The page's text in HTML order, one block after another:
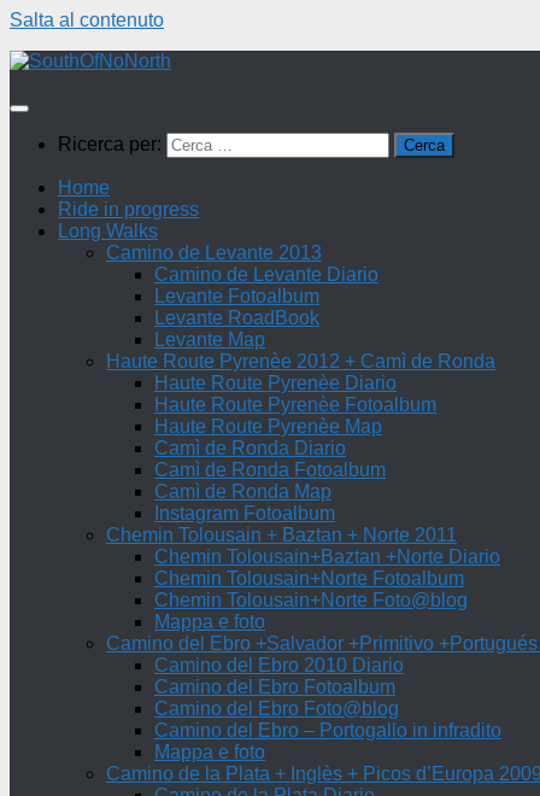
Salta al contenuto
Ricerca per:
Home
Ride in progress
Long Walks
Camino de Levante 2013
Camino de Levante Diario
Levante Fotoalbum
Levante RoadBook
Levante Map
Haute Route Pyrenèe 2012 + Camì de Ronda
Haute Route Pyrenèe Diario
Haute Route Pyrenèe Fotoalbum
Haute Route Pyrenèe Map
Camì de Ronda Diario
Camì de Ronda Fotoalbum
Camì de Ronda Map
Instagram Fotoalbum
Chemin Tolousain + Baztan + Norte 2011
Chemin Tolousain+Baztan +Norte Diario
Chemin Tolousain+Norte Fotoalbum
Chemin Tolousain+Norte Foto@blog
Mappa e foto
Camino del Ebro +Salvador +Primitivo
Camino del Ebro 2010 Diario
Camino del Ebro Fotoalbum
Camino del Ebro Foto@blog
Camino del Ebro – Portogallo in infradito
Mappa e foto
Camino de la Plata + Inglès + Picos d’Europa 2009